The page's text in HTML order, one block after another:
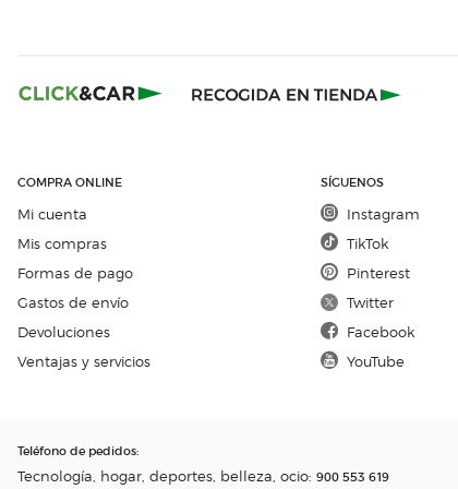
COMPRA ONLINE
Mi cuenta
Mis compras
Formas de pago
Gastos de envío
Devoluciones
Ventajas y servicios
SÍGUENOS
Instagram
TikTok
Pinterest
Twitter
Facebook
YouTube
Teléfono de pedidos:
Tecnología, hogar, deportes, belleza, ocio: 900 553 619